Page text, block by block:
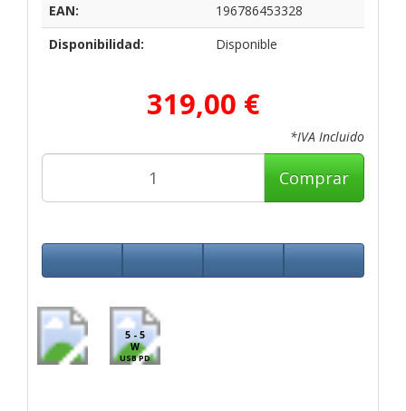
EAN:
196786453328
Disponibilidad:
Disponible
319,00 €
*IVA Incluido
Comprar
5 - 5
W
USB PD